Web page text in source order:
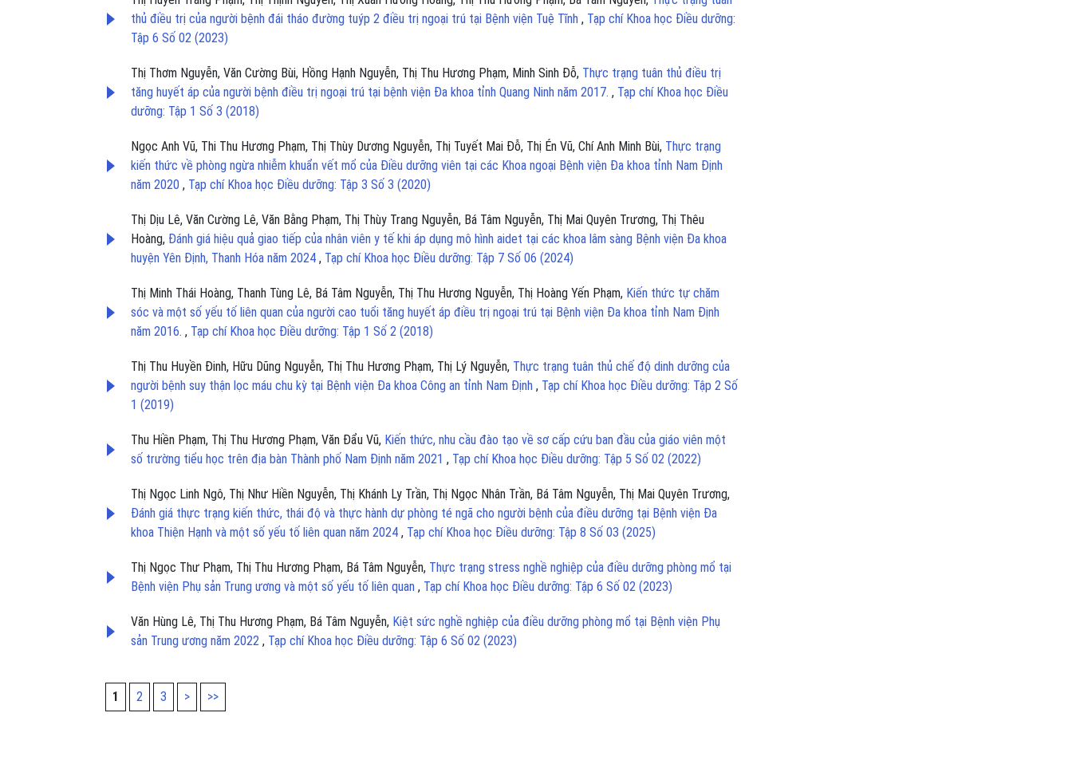
thủ điều trị của người bệnh đái tháo đường tuýp 2 điều trị ngoại trú tại Bệnh viện Tuệ Tĩnh , Tạp chí Khoa học Điều dưỡng:
Tập 6 Số 02 (2023)
Thị Thơm Nguyễn, Văn Cường Bùi, Hồng Hạnh Nguyễn, Thị Thu Hương Phạm, Minh Sinh Đỗ, Thực trạng tuân thủ điều trị
tăng huyết áp của người bệnh điều trị ngoại trú tại bệnh viện Đa khoa tỉnh Quang Ninh năm 2017. , Tạp chí Khoa học Điều
dưỡng: Tập 1 Số 3 (2018)
Ngọc Anh Vũ, Thi Thu Hương Phạm, Thị Thùy Dương Nguyễn, Thị Tuyết Mai Đỗ, Thị Én Vũ, Chí Anh Minh Bùi, Thực trạng
kiến thức về phòng ngừa nhiễm khuẩn vết mổ của Điều dưỡng viên tại các Khoa ngoại Bệnh viện Đa khoa tỉnh Nam Định
năm 2020 , Tạp chí Khoa học Điều dưỡng: Tập 3 Số 3 (2020)
Thị Dịu Lê, Văn Cường Lê, Văn Bằng Phạm, Thị Thùy Trang Nguyễn, Bá Tâm Nguyễn, Thị Mai Quyên Trương, Thị Thêu
Hoàng, Đánh giá hiệu quả giao tiếp của nhân viên y tế khi áp dụng mô hình aidet tại các khoa lâm sàng Bệnh viện Đa khoa
huyện Yên Định, Thanh Hóa năm 2024 , Tạp chí Khoa học Điều dưỡng: Tập 7 Số 06 (2024)
Thị Minh Thái Hoàng, Thanh Tùng Lê, Bá Tâm Nguyễn, Thị Thu Hương Nguyễn, Thị Hoàng Yến Phạm, Kiến thức tự chăm
sóc và một số yếu tố liên quan của người cao tuổi tăng huyết áp điều trị ngoại trú tại Bệnh viện Đa khoa tỉnh Nam Định
năm 2016. , Tạp chí Khoa học Điều dưỡng: Tập 1 Số 2 (2018)
Thị Thu Huyền Đinh, Hữu Dũng Nguyễn, Thị Thu Hương Phạm, Thị Lý Nguyễn, Thực trạng tuân thủ chế độ dinh dưỡng của
người bệnh suy thận lọc máu chu kỳ tại Bệnh viện Đa khoa Công an tỉnh Nam Định , Tạp chí Khoa học Điều dưỡng: Tập 2 Số
1 (2019)
Thu Hiền Phạm, Thị Thu Hương Phạm, Văn Đẩu Vũ, Kiến thức, nhu cầu đào tạo về sơ cấp cứu ban đầu của giáo viên một
số trường tiểu học trên địa bàn Thành phố Nam Định năm 2021 , Tạp chí Khoa học Điều dưỡng: Tập 5 Số 02 (2022)
Thị Ngọc Linh Ngô, Thị Như Hiền Nguyễn, Thị Khánh Ly Trần, Thị Ngọc Nhân Trần, Bá Tâm Nguyễn, Thị Mai Quyên Trương,
Đánh giá thực trạng kiến thức, thái độ và thực hành dự phòng té ngã cho người bệnh của điều dưỡng tại Bệnh viện Đa
khoa Thiện Hạnh và một số yếu tố liên quan năm 2024 , Tạp chí Khoa học Điều dưỡng: Tập 8 Số 03 (2025)
Thị Ngọc Thư Phạm, Thị Thu Hương Phạm, Bá Tâm Nguyễn, Thực trạng stress nghề nghiệp của điều dưỡng phòng mổ tại
Bệnh viện Phụ sản Trung ương và một số yếu tố liên quan , Tạp chí Khoa học Điều dưỡng: Tập 6 Số 02 (2023)
Văn Hùng Lê, Thị Thu Hương Phạm, Bá Tâm Nguyễn, Kiệt sức nghề nghiệp của điều dưỡng phòng mổ tại Bệnh viện Phụ
sản Trung ương năm 2022 , Tạp chí Khoa học Điều dưỡng: Tập 6 Số 02 (2023)
1 2 3 > >>